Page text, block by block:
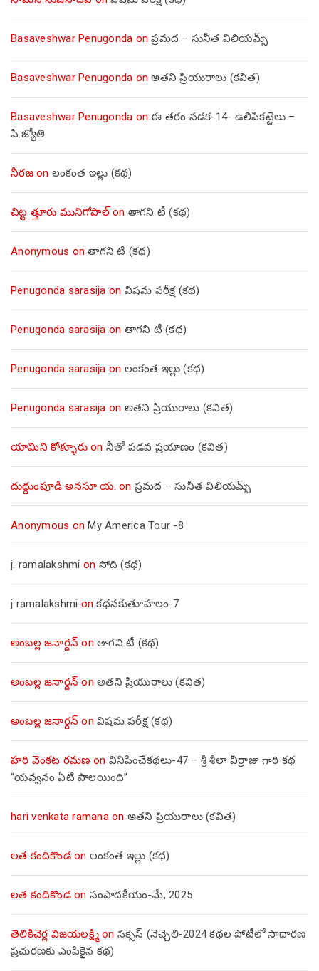
Basaveshwar Penugonda onప్రమద – సునీత విలియమ్స్
Basaveshwar Penugonda onఅతని ప్రియురాలు (కవిత)
Basaveshwar Penugonda onఈ తరం నడక-14- ఉలిపికట్టెలు –
పి.జ్యోతి
నీరజon లంకంత ఇల్లు (కథ)
చిట్ట త్తూరు మునిగోపాల్on తాగని టీ (కథ)
Anonymous onతాగని టీ (కథ)
Penugonda sarasija on విషమ పరీక్ష (క‌థ‌)
Penugonda sarasija on తాగని టీ (కథ)
Penugonda sarasija on లంకంత ఇల్లు (కథ)
Penugonda sarasija on అతని ప్రియురాలు (కవిత)
యామిని కోళ్ళూరుon నీతో పడవ ప్రయాణం (కవిత)
దుద్దుంపూడి అనసూ య. on ప్రమద – సునీత విలియమ్స్
Anonymous onMy America Tour -8
j. ramalakshmi on సోది (కథ)
j ramalakshmi onకథనకుతూహలం-7
అంబల్ల జనార్దన్ on తాగని టీ (కథ)
అంబల్ల జనార్దన్ on అతని ప్రియురాలు (కవిత)
అంబల్ల జనార్దన్ on విషమ పరీక్ష (క‌థ‌)
హరి వెంకట రమణ on వినిపించేకథలు-47 – శ్రీ శీలా వీర్రాజు గారి కథ
“యవ్వనం ఏటి పాలయింది”
hari venkata ramanaon అతని ప్రియురాలు (కవిత)
లత కందికొండon లంకంత ఇల్లు (కథ)
లత కందికొండon సంపాదకీయం-మే, 2025
తెలికిచెర్ల విజయలక్ష్మిon సక్సెస్ (నెచ్చెలి-2024 కథల పోటీలో సాధారణ
ప్రచురణకు ఎంపికైన కథ)